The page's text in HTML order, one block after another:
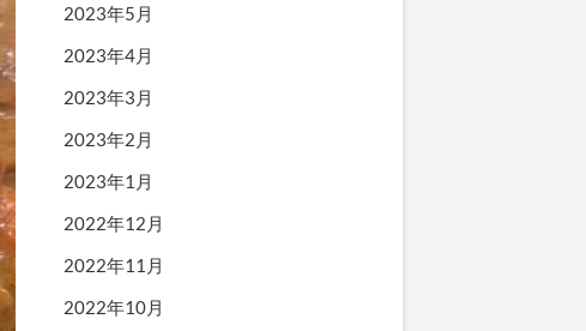
2023年5月
2023年4月
2023年3月
2023年2月
2023年1月
2022年12月
2022年11月
2022年10月